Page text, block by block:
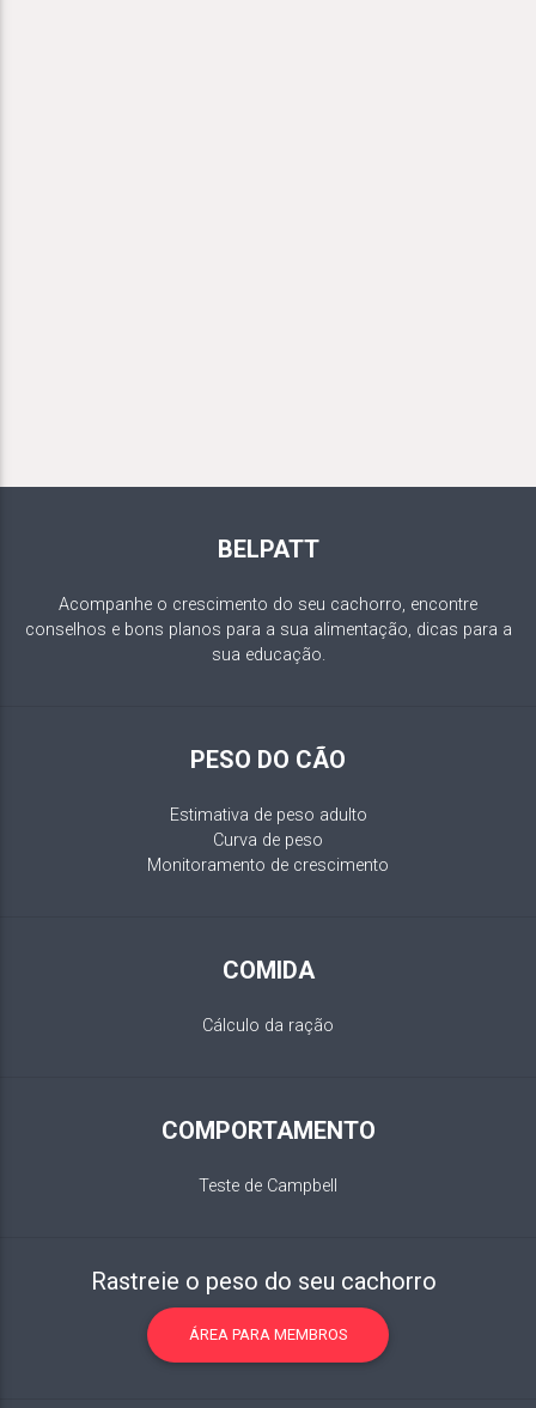
BELPATT
Acompanhe o crescimento do seu cachorro, encontre
conselhos e bons planos para a sua alimentação, dicas para a
sua educação.
PESO DO CÃO
Estimativa de peso adulto
Curva de peso
Monitoramento de crescimento
COMIDA
Cálculo da ração
COMPORTAMENTO
Teste de Campbell
Rastreie o peso do seu cachorro
ÁREA PARA MEMBROS